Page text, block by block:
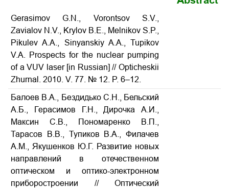
Gerasimov G.N., Vorontsov S.V.,
Zavialov N.V., Krylov B.E., Melnikov S.P.,
Pikulev A.A., Sinyanskiy A.A., Tupikov
V.A. Prospects for the nuclear pumping
of a VUV laser [in Russian] // Opticheskii
Zhurnal. 2010. V. 77. № 12. P. 6–12.
Балоев В.А., Бездидько С.Н., Бельский
А.Б., Герасимов Г.Н., Дирочка А.И.,
Максин С.В., Пономаренко В.П.,
Тарасов В.В., Тупиков В.А., Филачев
А.М., Якушенков Ю.Г. Развитие новых
направлений в отечественном
оптическом и оптико-электронном
приборостроении // Оптический